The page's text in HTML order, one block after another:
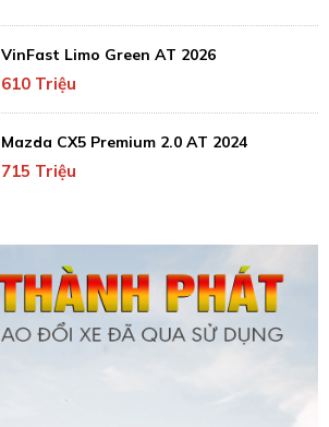
VinFast Limo Green AT 2026
610 Triệu
Mazda CX5 Premium 2.0 AT 2024
715 Triệu